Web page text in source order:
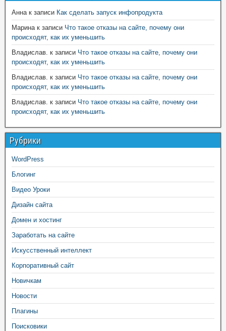
Аннак записи Как сделать запуск инфопродукта
Маринак записи Что такое отказы на сайте, почему они
происходят, как их уменьшить
Владислав. к записи Что такое отказы на сайте, почему они
происходят, как их уменьшить
Владислав. к записи Что такое отказы на сайте, почему они
происходят, как их уменьшить
Владислав. к записи Что такое отказы на сайте, почему они
происходят, как их уменьшить
Рубрики
WordPress
Блогинг
Видео Уроки
Дизайн сайта
Домен и хостинг
Заработать на сайте
Искусственный интеллект
Корпоративный сайт
Новичкам
Новости
Плагины
Поисковики